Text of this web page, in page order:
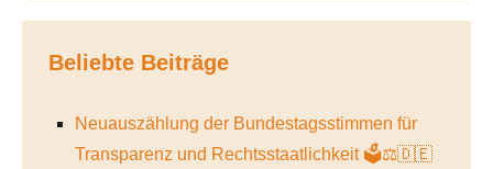
Beliebte Beiträge
Neuauszählung der Bundestagsstimmen für
Transparenz und Rechtsstaatlichkeit 🗳️⚖️🇩🇪